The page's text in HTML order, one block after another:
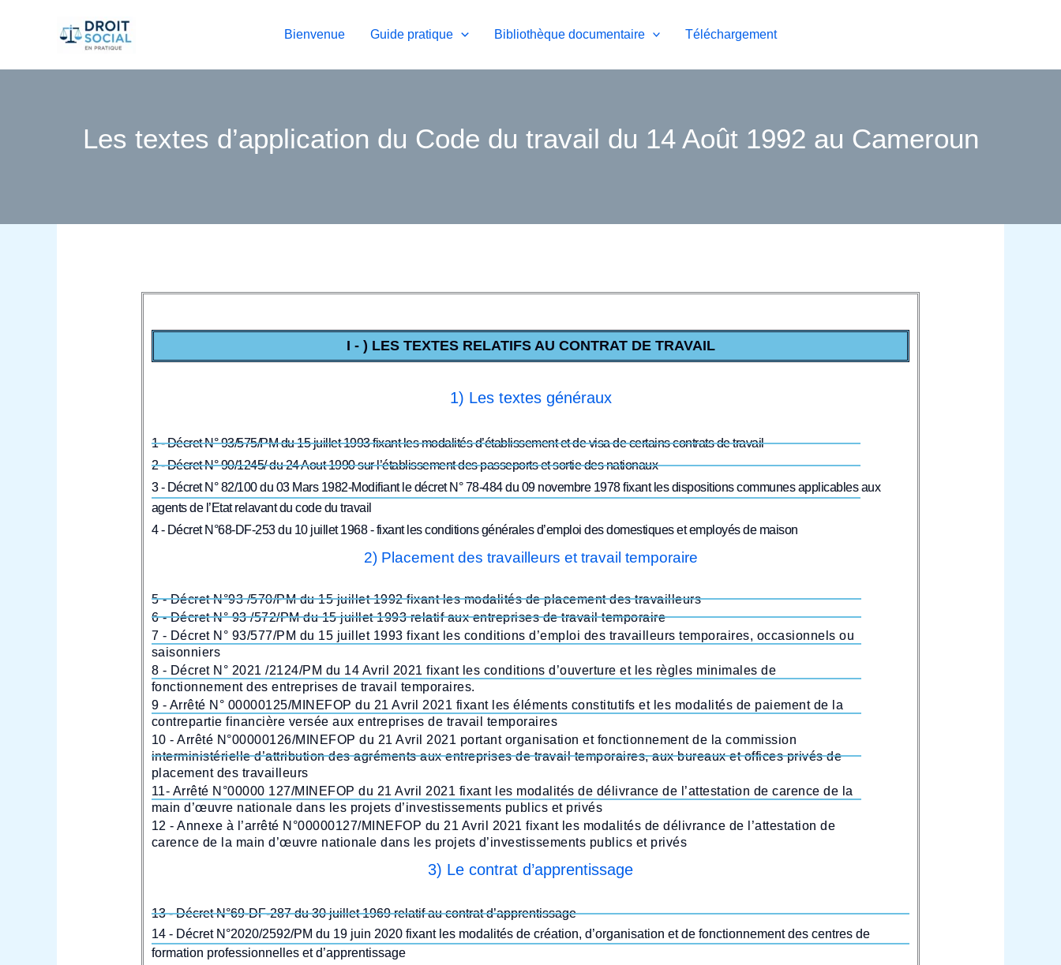
Bienvenue Guide pratique Bibliothèque documentaire Téléchargement
Les textes d’application du Code du travail du 14 Août 1992 au Cameroun
I - ) LES TEXTES RELATIFS AU CONTRAT DE TRAVAIL
1) Les textes généraux
1 - Décret N° 93/575/PM du 15 juillet 1993 fixant les modalités d’établissement et de visa de certains contrats de travail
2 - Décret N° 90/1245/ du 24 Aout 1990 sur l’établissement des passeports et sortie des nationaux
3 - Décret N° 82/100 du 03 Mars 1982-Modifiant le décret N° 78-484 du 09 novembre 1978 fixant les dispositions communes applicables aux
agents de l’Etat relavant du code du travail
4 - Décret N°68-DF-253 du 10 juillet 1968 - fixant les conditions générales d’emploi des domestiques et employés de maison
2) Placement des travailleurs et travail temporaire
5 - Décret N°93 /570/PM du 15 juillet 1992 fixant les modalités de placement des travailleurs
6 - Décret N° 93 /572/PM du 15 juillet 1993 relatif aux entreprises de travail temporaire
7 - Décret N° 93/577/PM du 15 juillet 1993 fixant les conditions d’emploi des travailleurs temporaires, occasionnels ou
saisonniers
8 - Décret N° 2021 /2124/PM du 14 Avril 2021 fixant les conditions d’ouverture et les règles minimales de
fonctionnement des entreprises de travail temporaires.
9 - Arrêté N° 00000125/MINEFOP du 21 Avril 2021 fixant les éléments constitutifs et les modalités de paiement de la
contrepartie financière versée aux entreprises de travail temporaires
10 - Arrêté N°00000126/MINEFOP du 21 Avril 2021 portant organisation et fonctionnement de la commission
interministérielle d’attribution des agréments aux entreprises de travail temporaires, aux bureaux et offices privés de
placement des travailleurs
11- Arrêté N°00000 127/MINEFOP du 21 Avril 2021 fixant les modalités de délivrance de l’attestation de carence de la
main d’œuvre nationale dans les projets d’investissements publics et privés
12 - Annexe à l’arrêté N°00000127/MINEFOP du 21 Avril 2021 fixant les modalités de délivrance de l’attestation de
carence de la main d’œuvre nationale dans les projets d’investissements publics et privés
3) Le contrat d’apprentissage
13 - Décret N°69-DF-287 du 30 juillet 1969 relatif au contrat d’apprentissage
14 - Décret N°2020/2592/PM du 19 juin 2020 fixant les modalités de création, d’organisation et de fonctionnement des centres de
formation professionnelles et d’apprentissage